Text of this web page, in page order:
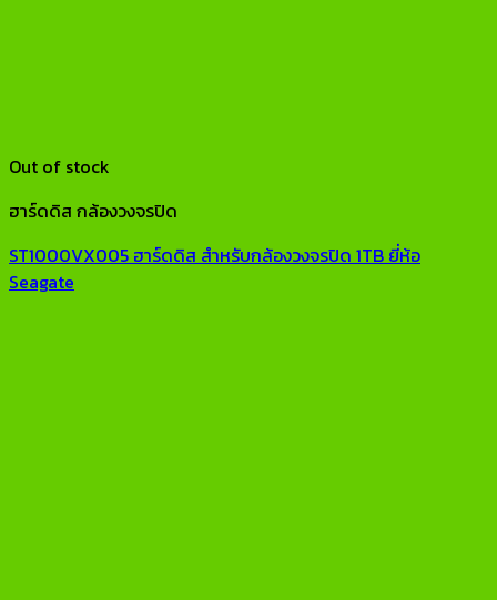
Out of stock
ฮาร์ดดิส กล้องวงจรปิด
ST1000VX005 ฮาร์ดดิส สำหรับกล้องวงจรปิด 1TB ยี่ห้อ
Seagate